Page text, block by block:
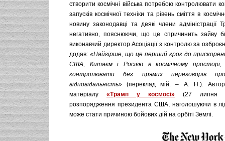
створити космічні війська потребою контролювати
запусків космічної техніки та рівень сміття в
новину законодавці та деякі члени адміністрації
негативно, пояснюючи, що це спричинить зайву
виконавчий директор Асоціації з контролю за
додав: «Найгірше, що це перший крок до
США, Китаєм і Росією в космічному просторі,
контролювати без прямих переговорів
відповідальність» (переклад мій. – А. Н.). Автор
матеріалу «Трамп у космосі» (27 липня
розпорядження президента США, наголошуючи в
може стати причиною бойових дій на орбіті Землі.